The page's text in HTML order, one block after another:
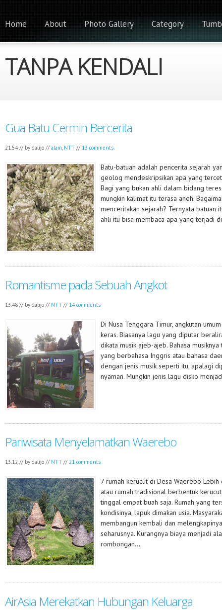
TANPA KENDALI
Home About Photo Gallery Category
Gua Batu Cermin Bercerita
21.54 // by dalijo // alam, NTT // 13 comments
Batu-batuan adalah pencerita sejarah
geolog mendeskripsikan apa yang
Bagi yang bukan ahli dalam bidang
mungkin kalimat itu terasa aneh.
menceritakan sejarah? Ternyata batuan
ahli itu bisa membaca apa yang terjadi
Romantisme pada Sebuah Angkot
13.48 // by dalijo // NTT // 14 comments
Di Nusa Tenggara Timur, angkutan
keras. Biasanya lagu yang diputar
dikata musik ajeb-ajeb. Bahasa
yang berbahasa Inggris atau bahasa
dengan jenis musik seperti itu, apalagi
nyaman. Mungkin jenis lagu disko
Pariwisata Menyelamatkan Waerebo
13.12 // by dalijo // NTT // 21 comments
7 rumah kerucut di Desa Waerebo
atau rumah tradisional berbentuk
tinggal empat buah saja. Rumah yang
kondisinya, lapuk dimakan usia.
membangun kembali dan
seharusnya. Kurangnya biaya menjadi
rombongan...
AirAsia Merekatkan Hubungan Keluarga